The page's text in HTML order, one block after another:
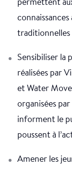
permettent
traditionnelles
Sensibiliser la
réalisées par
et Water
organisées
informent le
poussent à
Amener les